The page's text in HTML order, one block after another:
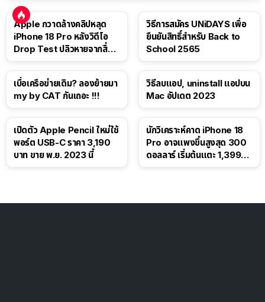
Apple กวาดล้างคลิปหลุด
iPhone 18 Pro หลังวิดีโอ
Drop Test ปลิวหายจากสื่อ
วิธีการสมัคร UNiDAYS เพื่อ
ยืนยันสิทธิ์สำหรับ Back to
School 2565
เบื่อเครือข่ายเดิม? ลองย้ายมา
my by CAT กันเถอะ !!!
วิธีลบแอป, uninstall แอปบน
Mac อัปเดต 2023
เปิดตัว Apple Pencil ใหม่ใช้
พอร์ต USB-C ราคา 3,190
บาท ขาย พ.ย. 2023 นี้
นักวิเคราะห์คาด iPhone 18
Pro อาจแพงขึ้นสูงสุด 300
ดอลลาร์ เริ่มต้นแตะ 1,399